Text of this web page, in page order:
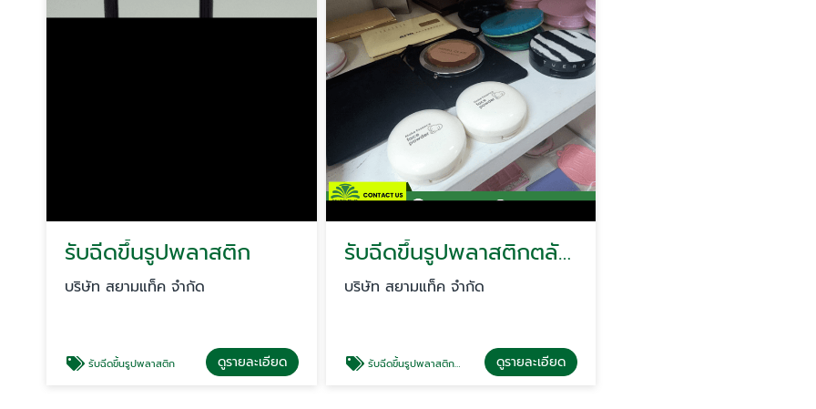
รับฉีดขึ้นรูปพลาสติก
บริษัท สยามแท็ค จำกัด
รับฉีดขึ้นรูปพลาสติก ดูรายละเอียด
รับฉีดขึ้นรูปพลาสติกตลับแป้ง
บริษัท สยามแท็ค จำกัด
รับฉีดขึ้นรูปพลาสติกตลับแป้ง ดูรายละเอียด